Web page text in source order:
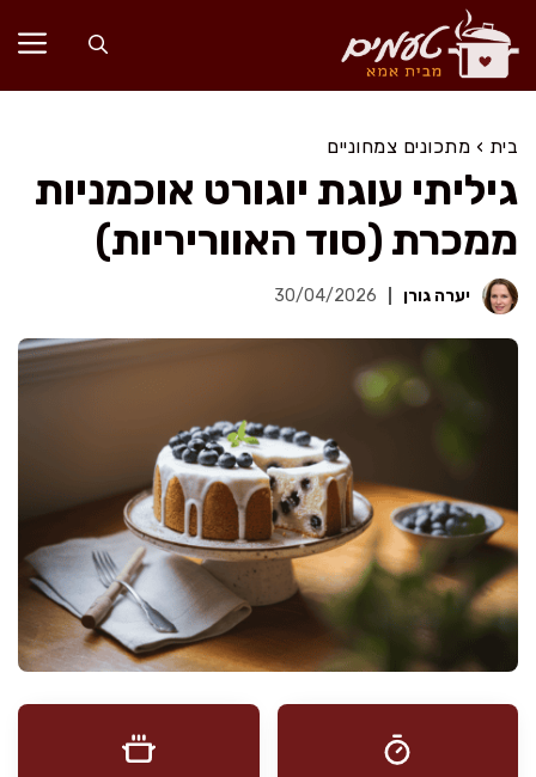
לדלג
לתוכן
בית › מתכונים צמחוניים
גיליתי עוגת יוגורט אוכמניות
ממכרת (סוד האווריריות)
יערה גורן 30/04/2026